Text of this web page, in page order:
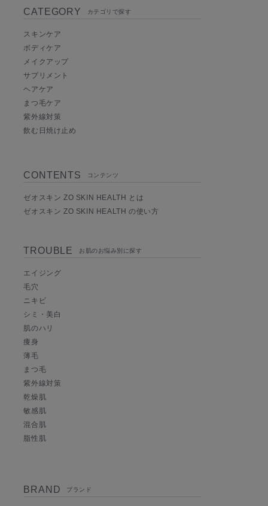
CATEGORY カテゴリで探す
スキンケア
ボディケア
メイクアップ
サプリメント
ヘアケア
まつ毛ケア
紫外線対策
飲む日焼け止め
CONTENTS コンテンツ
ゼオスキン ZO SKIN HEALTH とは
ゼオスキン ZO SKIN HEALTH の使い方
TROUBLE お肌のお悩み別に探す
エイジング
毛穴
ニキビ
シミ・美白
肌のハリ
痩身
薄毛
まつ毛
紫外線対策
乾燥肌
敏感肌
混合肌
脂性肌
BRAND ブランド